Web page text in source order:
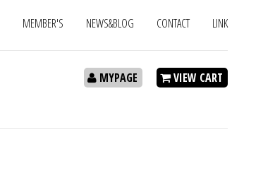
MEMBER'S NEWS&BLOG CONTACT LINK
VIEW CART
MYPAGE